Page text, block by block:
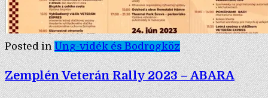
Posted inUng-vidék és Bodrogköz
Zemplén Veterán Rally 2023 – ABARA